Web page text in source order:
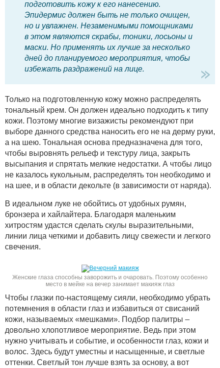
подготовить кожу к его нанесению.
Эпидермис должен быть не только очищен,
но и увлажнен. Незаменимыми помощниками
в этом являются скрабы, тоники, лосьоны и
маски. Но применять их лучше за несколько
дней до планируемого мероприятия, чтобы
избежать раздражений на лице.
Только на подготовленную кожу можно распределять
тональный крем. Он должен идеально подходить к типу
кожи. Поэтому многие визажисты рекомендуют при
выборе данного средства наносить его не на дерму руки,
а на шею. Тональная основа предназначена для того,
чтобы выровнять рельеф и текстуру лица, закрыть
высыпания и спрятать мелкие недостатки. А чтобы лицо
не казалось кукольным, распределять тон необходимо и
на шее, и в области декольте (в зависимости от наряда).
В идеальном луке не обойтись от удобных румян,
бронзера и хайлайтера. Благодаря маленьким
хитростям удастся сделать скулы выразительными,
линии лица четкими и добавить лицу свежести и легкого
свечения.
Женские глаза способны заворожить и очаровать. Поэтому особенно
место в мейке на вечер занимает макияж глаз
Чтобы глазки по-настоящему сияли, необходимо убрать
потемнения в области глаз и избавиться от свисаний
кожи, называемых «мешками». Подбор палитры –
довольно хлопотливое мероприятие. Ведь при этом
нужно учитывать и событие, и особенности глаз, кожи и
волос. Здесь будут уместны и насыщенные, и светлые
оттенки. Светлый тон лучше взять за основу, а вот